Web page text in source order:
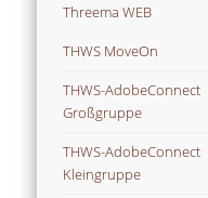
Threema WEB
THWS MoveOn
THWS-AdobeConnect
Großgruppe
THWS-AdobeConnect
Kleingruppe